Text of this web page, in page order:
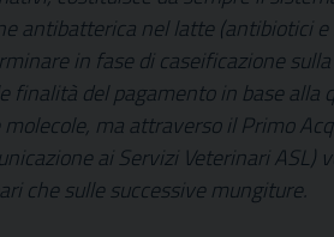
antibatterica nel latte (antibiotici
in fase di caseificazione
finalità del pagamento in base
molecole, ma attraverso il Primo
ai Servizi Veterinari
che sulle successive mungiture.